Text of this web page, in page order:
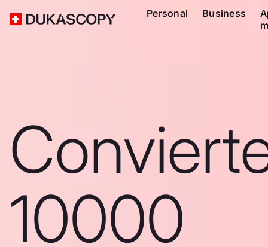
Personal Business
10000